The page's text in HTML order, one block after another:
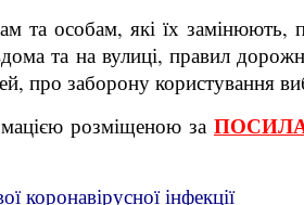
та особам, які їх
та на вулиці, правил
про заборону користування
розміщеною за
коронавірусної інфекції